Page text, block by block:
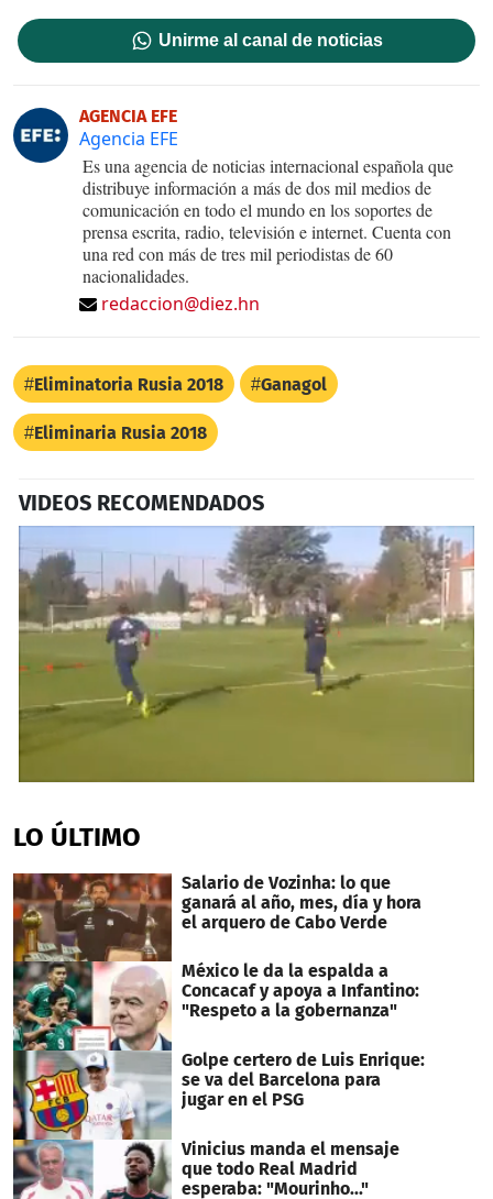
Unirme al canal de noticias
AGENCIA EFE
Agencia EFE
Es una agencia de noticias internacional española que
distribuye información a más de dos mil medios de
comunicación en todo el mundo en los soportes de
prensa escrita, radio, televisión e internet. Cuenta con
una red con más de tres mil periodistas de 60
nacionalidades.
redaccion@diez.hn
Eliminatoria Rusia 2018 Ganagol
Eliminaria Rusia 2018
VIDEOS RECOMENDADOS
of
21
LO ÚLTIMO
Salario de Vozinha: lo que
ganará al año, mes, día y hora
el arquero de Cabo Verde
México le da la espalda a
Concacaf y apoya a Infantino:
"Respeto a la gobernanza"
Golpe certero de Luis Enrique:
se va del Barcelona para
jugar en el PSG
Vinicius manda el mensaje
que todo Real Madrid
esperaba: "Mourinho..."